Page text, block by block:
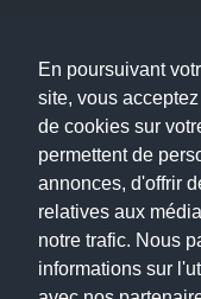
En poursuivant
site, vous
de cookies sur
permettent de
annonces, d'offrir
relatives aux
notre trafic. Nous
informations sur
Accueil
Blog
Mon compte
Dernier avis : PASCAL
Mentions légales
Politique de confidentialité